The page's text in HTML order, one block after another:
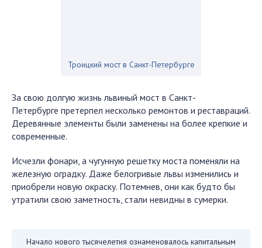
Троицкий мост в Санкт-Петербурге
За свою долгую жизнь львиный мост в Санкт-
Петербурге претерпел несколько ремонтов и реставраций.
Деревянные элементы были заменены на более крепкие и
современные.
Исчезли фонари, а чугунную решетку моста поменяли на
железную оградку. Даже белогривые львы изменились и
приобрели новую окраску. Потемнев, они как будто бы
утратили свою заметность, стали невидны в сумерки.
Начало нового тысячелетия ознаменовалось капитальным